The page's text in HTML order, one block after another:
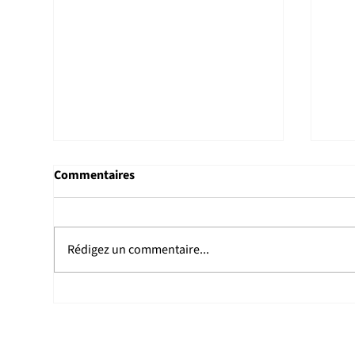
Commentaires
Rédigez un commentaire...